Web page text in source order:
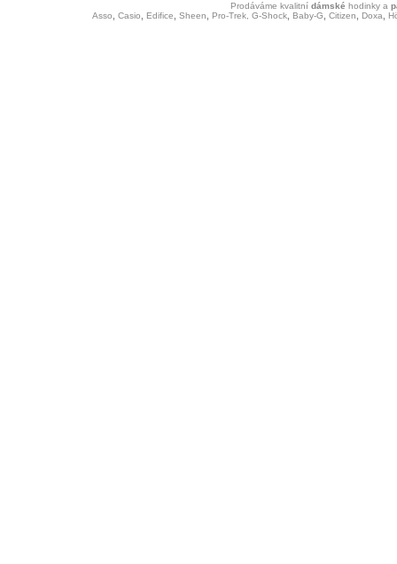
Prodáváme kvalitní dámské hodinkya
Asso
Casio Edifice Sheen Pro-Trek, G-Shock, Baby-G Citizen Doxa